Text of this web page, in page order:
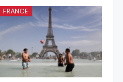
FRANCE